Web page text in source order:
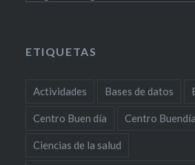
ETIQUETAS
Actividades Bases de datos
Centro Buen día Centro Buendía
Ciencias de la salud